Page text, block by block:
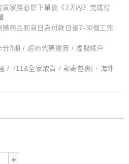
家務必於下單後《3天內》完成付
商品到貨日為付款日後7-30個工作
3期 / 超商代碼繳費 / 虛擬帳戶
/ 711&全家取貨 / 郵寄包裹]、海外